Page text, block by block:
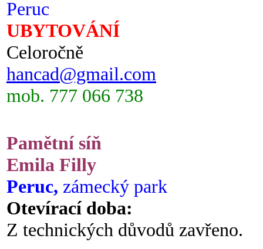
Peruc
UBYTOVÁNÍ
Celoročně
hancad@gmail.com
mob. 777 066 738
Pamětní síň
Emila Filly
Peruc, zámecký park
Otevírací doba:
Z technických důvodů zavřeno.